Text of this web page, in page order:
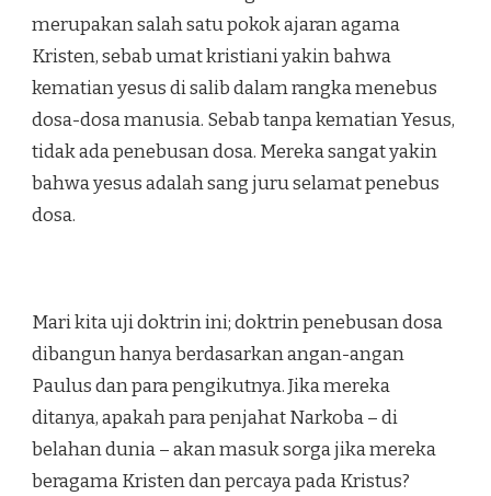
merupakan salah satu pokok ajaran agama
Kristen, sebab umat kristiani yakin bahwa
kematian yesus di salib dalam rangka menebus
dosa-dosa manusia. Sebab tanpa kematian Yesus,
tidak ada penebusan dosa. Mereka sangat yakin
bahwa yesus adalah sang juru selamat penebus
dosa.
Mari kita uji doktrin ini; doktrin penebusan dosa
dibangun hanya berdasarkan angan-angan
Paulus dan para pengikutnya. Jika mereka
ditanya, apakah para penjahat Narkoba – di
belahan dunia – akan masuk sorga jika mereka
beragama Kristen dan percaya pada Kristus?